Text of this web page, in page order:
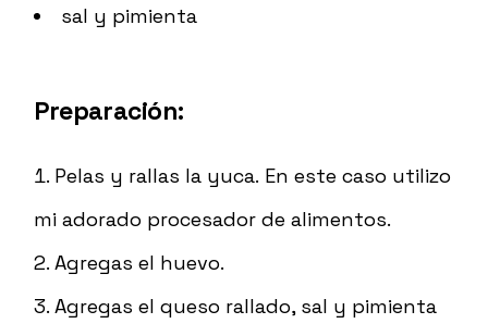
sal y pimienta
Preparación:
Pelas y rallas la yuca. En este caso utilizo
mi adorado procesador de alimentos.
Agregas el huevo.
Agregas el queso rallado, sal y pimienta